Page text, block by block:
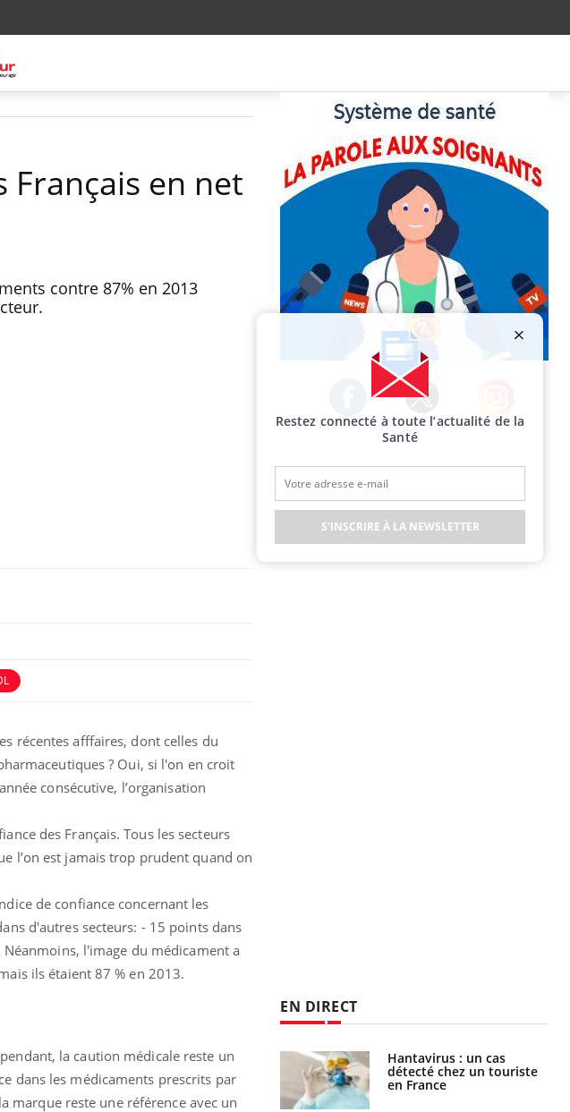
Français en net
contre 87% en 2013
récentes afffaires, dont celles du
? Oui, si l'on en croit
consécutive, l’organisation
des Français. Tous les secteurs
l’on est jamais trop prudent quand on
de confiance concernant les
d'autres secteurs: - 15 points dans
l'image du médicament a
ils étaient 87 % en 2013.
la caution médicale reste un
dans les médicaments prescrits par
marque reste une référence avec un
Facebook Twitter Instagram
EN DIRECT
Bébés, jeunes enfants :
quelle trousse à
pharmacie pour les
vacances ?
Hantavirus : un cas
détecté chez un touriste
en France
Restez connecté à toute l’actualité de la
Santé
S'INSCRIRE À LA NEWSLETTER